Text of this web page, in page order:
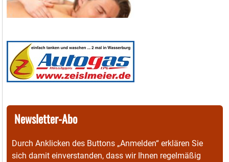
Newsletter-Abo
Durch Anklicken des Buttons „Anmelden“ erklären Sie
sich damit einverstanden, dass wir Ihnen regelmäßig